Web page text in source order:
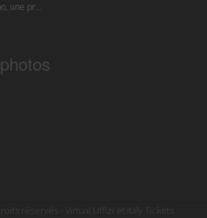
une pr...
réservés - Virtual Uffizi et Italy Tickets